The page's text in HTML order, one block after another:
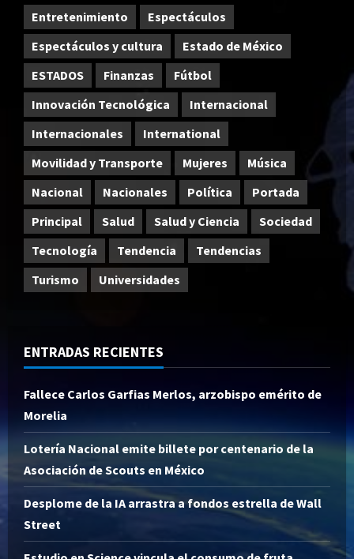
Entretenimiento
Espectáculos
Espectáculos y cultura
Estado de México
ESTADOS
Finanzas
Fútbol
Innovación Tecnológica
Internacional
Internacionales
International
Movilidad y Transporte
Mujeres
Música
Nacional
Nacionales Política
Portada
Principal
Salud Salud y Ciencia
Sociedad
Tecnología
Tendencia
Tendencias
Turismo
Universidades
ENTRADAS RECIENTES
Fallece Carlos Garfias Merlos, arzobispo emérito de
Morelia
Lotería Nacional emite billete por centenario de la
Asociación de Scouts en México
Desplome de la IA arrastra a fondos estrella de Wall
Street